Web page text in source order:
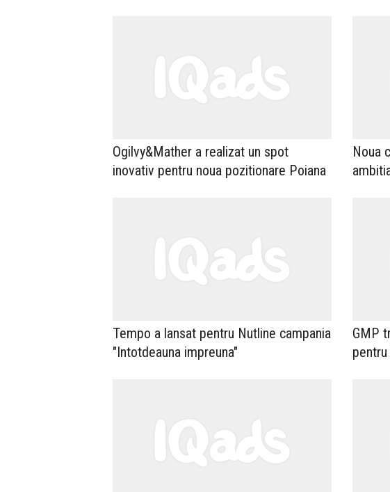
Ogilvy&Mather a realizat un spot
inovativ pentru noua pozitionare Poiana
Noua
Tempo a lansat pentru Nutline campania
"Intotdeauna impreuna"
GMP